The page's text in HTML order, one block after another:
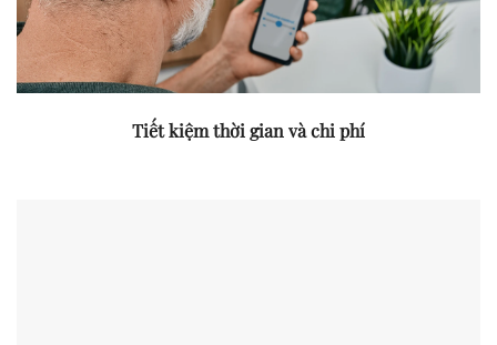
Tiết kiệm thời gian và chi phí